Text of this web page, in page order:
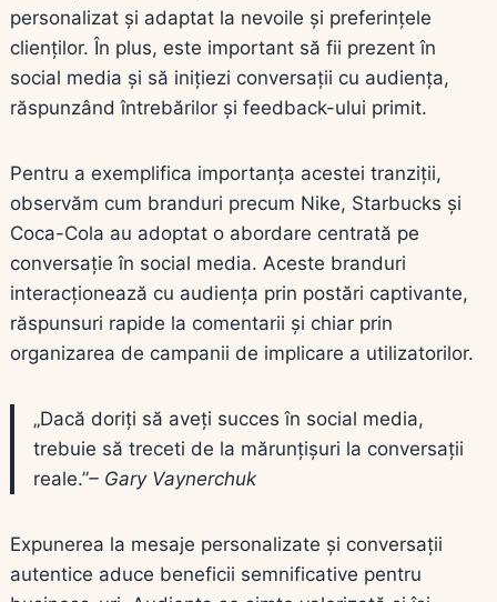
personalizat și adaptat la nevoile și preferințele
clienților. În plus, este important să fii prezent în
social media și să inițiezi conversații cu audiența,
răspunzând întrebărilor și feedback-ului primit.
Pentru a exemplifica importanța acestei tranziții,
observăm cum branduri precum Nike, Starbucks și
Coca-Cola au adoptat o abordare centrată pe
conversație în social media. Aceste branduri
interacționează cu audiența prin postări captivante,
răspunsuri rapide la comentarii și chiar prin
organizarea de campanii de implicare a utilizatorilor.
„Dacă doriți să aveți succes în social media,
trebuie să treceti de la mărunțișuri la conversații
reale.”– Gary Vaynerchuk
Expunerea la mesaje personalizate și conversații
autentice aduce beneficii semnificative pentru